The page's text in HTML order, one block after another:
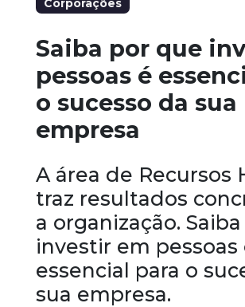
Corporações
Saiba por que
pessoas é
o sucesso da sua
empresa
A área de Recursos
traz resultados
a organização.
investir em pessoas
essencial para o
sua empresa.